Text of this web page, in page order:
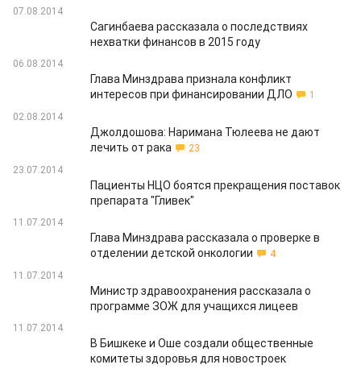
07.08.2014
Сагинбаева рассказала о последствиях
нехватки финансов в 2015 году
06.08.2014
Глава Минздрава признала конфликт
интересов при финансировании ДЛО
1
02.08.2014
Джолдошова: Наримана Тюлеева не дают
лечить от рака
23
23.07.2014
Пациенты НЦО боятся прекращения поставок
препарата "Гливек"
11.07.2014
Глава Минздрава рассказала о проверке в
отделении детской онкологии
4
11.07.2014
Министр здравоохранения рассказала о
программе ЗОЖ для учащихся лицеев
11.07.2014
В Бишкеке и Оше создали общественные
комитеты здоровья для новостроек